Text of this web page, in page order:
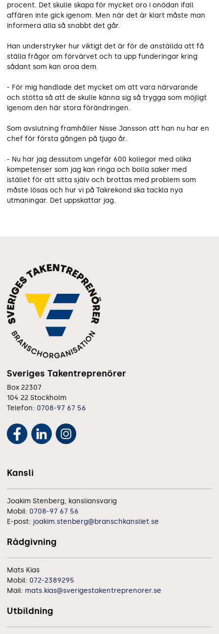
procent. Det skulle skapa för mycket oro i onödan ifall
affären inte gick igenom. Men när det är klart måste man
informera alla så snabbt det går.
Han understryker hur viktigt det är för de anställda att få
ställa frågor om förvärvet och ta upp funderingar kring
sådant som kan oroa dem.
- För mig handlade det mycket om att vara närvarande
och stötta så att de skulle känna sig så trygga som möjligt
igenom den här stora förändringen.
Som avslutning framhåller Nisse Jansson att han nu har en
chef för första gången på tjugo år.
- Nu har jag dessutom ungefär 600 kollegor med olika
kompe­tenser som jag kan ringa och bolla saker med
istället för att sitta själv och brottas med problem som
måste lösas och hur vi på Takrekond ska tackla nya
utmaningar. Det uppskattar jag.
Sveriges Takentreprenörer
Box 22307
104 22 Stockholm
Telefon: 0708-97 67 56
Kansli
Joakim Stenberg, kansliansvarig
Mobil: 0708-97 67 56
E-post: joakim.stenberg@branschkansliet.se
Rådgivning
Mats Kias
Mobil: 072-2389295
Mail: mats.kias@sverigestakentreprenorer.se
Utbildning